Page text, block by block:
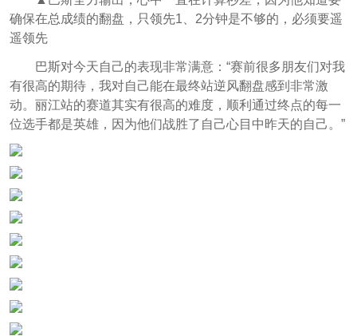
确保在总成绩的翻盘，只领先1、2分钟是不够的，必须要遥
遥领先
巴斯对今天自己的表现非常满意： “赛前很多朋友们对我
有很高的期待，我对自己能在最终站逆风翻盘感到非常激
动。丽江站的赛道其实有很高的难度，顺利通过终点的每一
位选手都是英雄，因为他们战胜了自己心目中昨天的自己。”